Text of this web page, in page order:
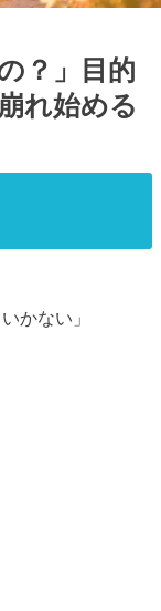
？」目的
れ始める
かない」